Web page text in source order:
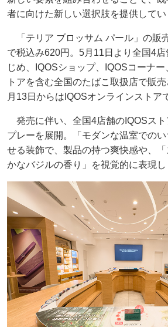
者に向けた新しい選択肢を提供してい
「テリア ブロッサム パール」の販
で税込み620円。5月11日より全国4
じめ、IQOSショップ、IQOSコーナ
トアを含む全国のたばこ取扱店で販
月13日からはIQOSオンラインストア
発売に伴い、全国4店舗のIQOSスト
プレーを展開。「モダンな温室での
せる装飾で、製品の持つ爽快感や、
かなバジルの香り」を視覚的に表現し